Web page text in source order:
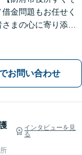
金問題もお任せく
まの心に寄り添っ
。お気軽にご相談く
お問い合わせ
インタビューを見
る